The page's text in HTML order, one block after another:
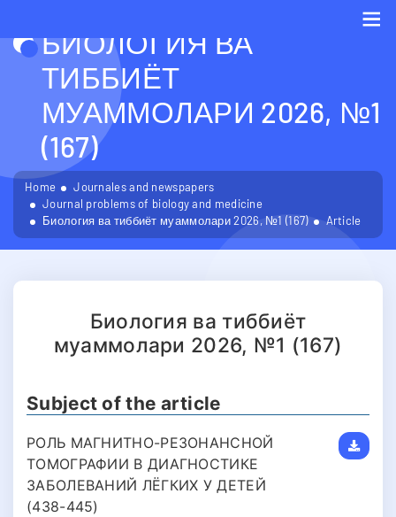
БИОЛОГИЯ ВА
ТИББИЁТ
МУАММОЛАРИ 2026, №1
(167)
Home
Journales and newspapers
Journal problems of biology and medicine
Биология ва тиббиёт муаммолари 2026, №1 (167)
Article
Биология ва тиббиёт
муаммолари 2026, №1 (167)
Subject of the article
РОЛЬ МАГНИТНО-РЕЗОНАНСНОЙ
ТОМОГРАФИИ В ДИАГНОСТИКЕ
ЗАБОЛЕВАНИЙ ЛЁГКИХ У ДЕТЕЙ
(438-445)